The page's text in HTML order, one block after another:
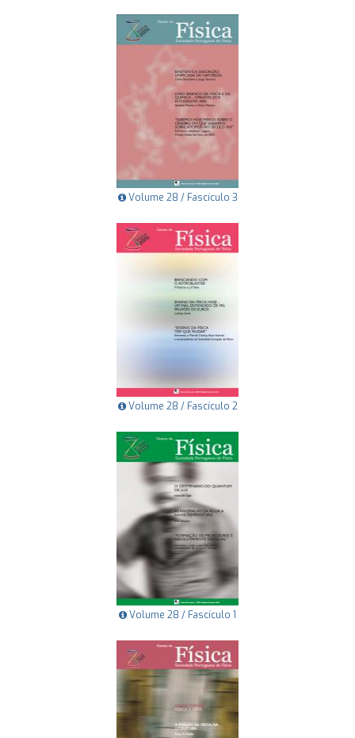
Volume 28 / Fascículo 3
Volume 28 / Fascículo 2
Volume 28 / Fascículo 1